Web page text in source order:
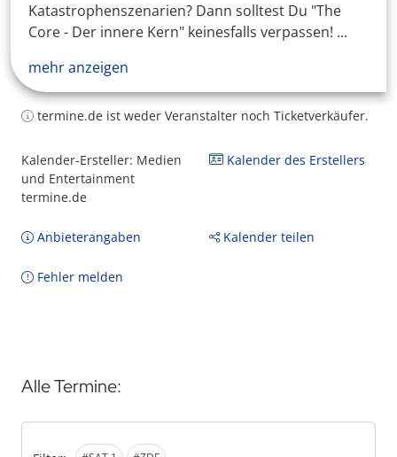
Katastrophenszenarien? Dann solltest Du "The
Core - Der innere Kern" keinesfalls verpassen! ...
mehr anzeigen
termine.de ist weder Veranstalter noch Ticketverkäufer.
Kalender-Ersteller: Medien
und Entertainment
termine.de
Kalender des Erstellers
Anbieterangaben Kalender teilen
Fehler melden
Alle Termine: